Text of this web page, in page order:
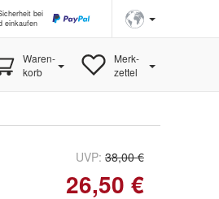
bei
einkaufen
Waren-
korb
Merk-
zettel
UVP: 38,00 €
26,50 €